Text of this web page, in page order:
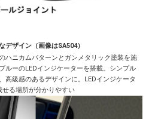
デザイン（画像はSA504）
ハニカムパターンとガンメタリック塗装を施
ルーのLEDインジケーターを搭載。シンプル
高級感のあるデザインに。LEDインジケータ
る場所が分かりやすい